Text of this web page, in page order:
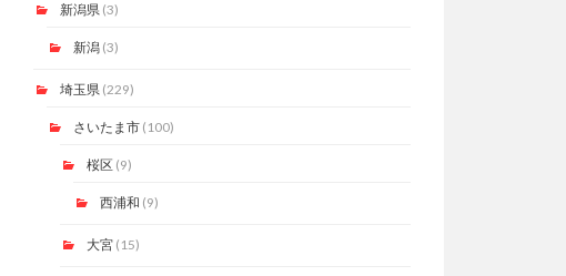
新潟県 (3)
新潟(3)
埼玉県 (229)
さいたま市(100)
桜区(9)
西浦和 (9)
大宮(15)